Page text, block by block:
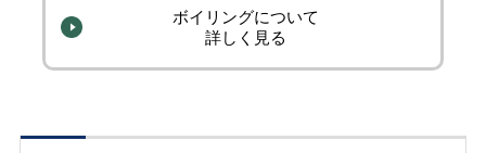
ボイリングについて
詳しく見る